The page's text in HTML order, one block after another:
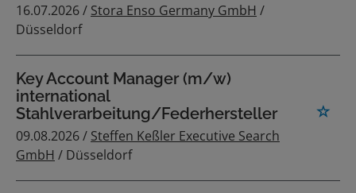
16.07.2026 / Stora Enso Germany GmbH /
Düsseldorf
Key Account Manager (m/w)
international
Stahlverarbeitung/Federhersteller
09.08.2026 / Steffen Keßler Executive Search
GmbH / Düsseldorf